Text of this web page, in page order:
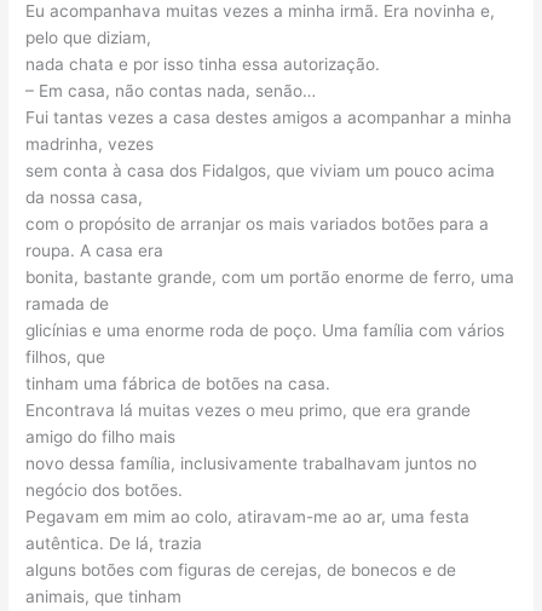
Eu acompanhava muitas vezes a minha irmã. Era novinha e,
pelo que diziam,
nada chata e por isso tinha essa autorização.
– Em casa, não contas nada, senão…
Fui tantas vezes a casa destes amigos a acompanhar a minha
madrinha, vezes
sem conta à casa dos Fidalgos, que viviam um pouco acima
da nossa casa,
com o propósito de arranjar os mais variados botões para a
roupa. A casa era
bonita, bastante grande, com um portão enorme de ferro, uma
ramada de
glicínias e uma enorme roda de poço. Uma família com vários
filhos, que
tinham uma fábrica de botões na casa.
Encontrava lá muitas vezes o meu primo, que era grande
amigo do filho mais
novo dessa família, inclusivamente trabalhavam juntos no
negócio dos botões.
Pegavam em mim ao colo, atiravam-me ao ar, uma festa
autêntica. De lá, trazia
alguns botões com figuras de cerejas, de bonecos e de
animais, que tinham